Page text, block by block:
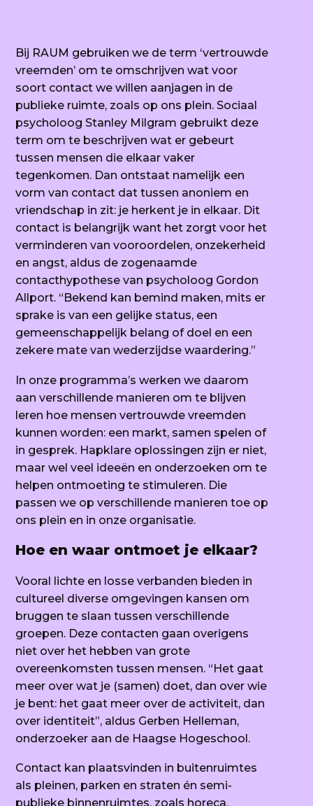
Bij RAUM gebruiken we de term ‘vertrouwde
vreemden’ om te omschrijven wat voor
soort contact we willen aanjagen in de
publieke ruimte, zoals op ons plein. Sociaal
psycholoog Stanley Milgram gebruikt deze
term om te beschrijven wat er gebeurt
tussen mensen die elkaar vaker
tegenkomen. Dan ontstaat namelijk een
vorm van contact dat tussen anoniem en
vriendschap in zit: je herkent je in elkaar. Dit
contact is belangrijk want het zorgt voor het
verminderen van vooroordelen, onzekerheid
en angst, aldus de zogenaamde
contacthypothese van psycholoog Gordon
Allport. “Bekend kan bemind maken, mits er
sprake is van een gelijke status, een
gemeenschappelijk belang of doel en een
zekere mate van wederzijdse waardering.”
In onze programma’s werken we daarom
aan verschillende manieren om te blijven
leren hoe mensen vertrouwde vreemden
kunnen worden: een markt, samen spelen of
in gesprek. Hapklare oplossingen zijn er niet,
maar wel veel ideeën en onderzoeken om te
helpen ontmoeting te stimuleren. Die
passen we op verschillende manieren toe op
ons plein en in onze organisatie.
Hoe en waar ontmoet je elkaar?
Vooral lichte en losse verbanden bieden in
cultureel diverse omgevingen kansen om
bruggen te slaan tussen verschillende
groepen. Deze contacten gaan overigens
niet over het hebben van grote
overeenkomsten tussen mensen. “Het gaat
meer over wat je (samen) doet, dan over wie
je bent: het gaat meer over de activiteit, dan
over identiteit”, aldus Gerben Helleman,
onderzoeker aan de Haagse Hogeschool.
Contact kan plaatsvinden in buitenruimtes
als pleinen, parken en straten én semi-
publieke binnenruimtes, zoals horeca,